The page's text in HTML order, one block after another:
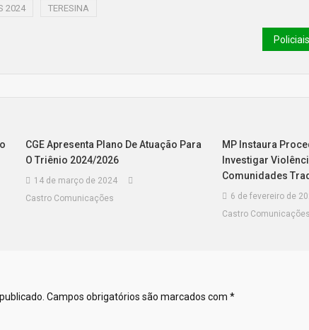
2024 TERESINA
CGE Apresenta Plano De Atuação Para
O Triênio 2024/2026
14 de março de 2024
Castro Comunicações
MP Instaura
Investigar
Comunidades
6 de fevereiro de
Castro Comunicações
Campos obrigatórios são marcados com *